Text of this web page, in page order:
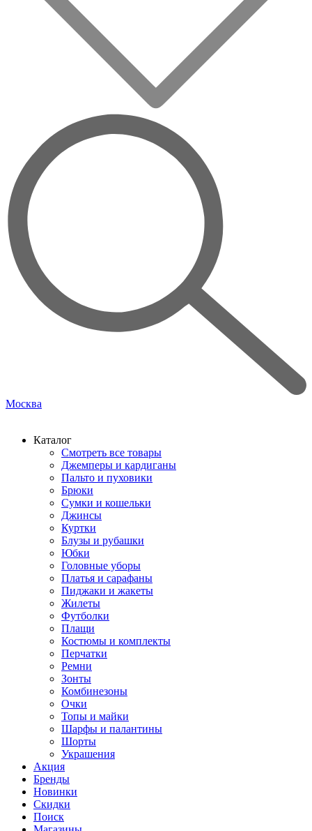
Москва
Каталог
Смотреть все товары
Джемперы и кардиганы
Пальто и пуховики
Брюки
Сумки и кошельки
Джинсы
Куртки
Блузы и рубашки
Юбки
Головные уборы
Платья и сарафаны
Пиджаки и жакеты
Жилеты
Футболки
Плащи
Костюмы и комплекты
Перчатки
Ремни
Зонты
Комбинезоны
Очки
Топы и майки
Шарфы и палантины
Шорты
Украшения
Акция
Бренды
Новинки
Скидки
Поиск